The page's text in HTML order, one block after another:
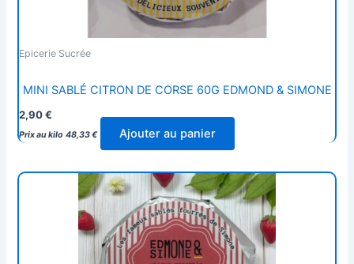
Epicerie Sucrée
MINI SABLÉ CITRON DE CORSE 60G EDMOND & SIMONE
2,90€
Prix au kilo 48,33€ Ajouter au panier